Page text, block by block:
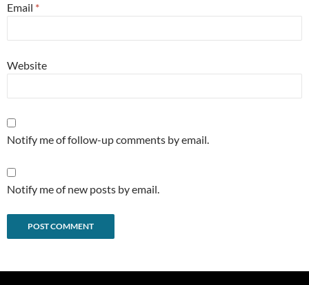
Email *
Website
Notify me of follow-up comments by email.
Notify me of new posts by email.